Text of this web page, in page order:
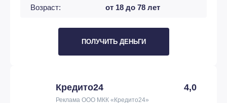
Возраст: от 18 до 78 лет
ПОЛУЧИТЬ ДЕНЬГИ
Кредито24 4,0
Реклама ООО МКК «Кредито24»